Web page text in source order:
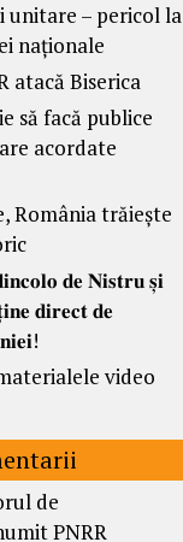
unitare – pericol la
naționale
atacă Biserica
să facă publice
acordate
România trăiește
𝐝𝐞 𝐍𝐢𝐬𝐭𝐫𝐮 𝐬̦𝐢
𝐝𝐢𝐫𝐞𝐜𝐭 𝐝𝐞
video
de
PNRR